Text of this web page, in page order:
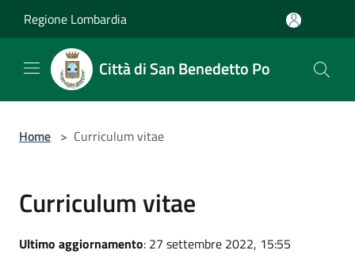
Regione Lombardia
Città di San Benedetto Po
Home > Curriculum vitae
Curriculum vitae
Ultimo aggiornamento: 27 settembre 2022, 15:55